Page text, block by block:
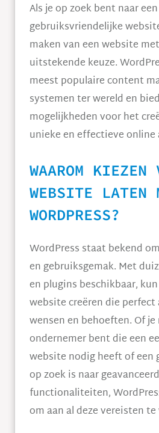
Als je op zoek bent naar
gebruiksvriendelijke
maken van een website
uitstekende keuze.
meest populaire content
systemen ter wereld en
mogelijkheden voor het
unieke en effectieve online
WAAROM KIEZEN
WEBSITE LATEN
WORDPRESS?
WordPress staat bekend
en gebruiksgemak. Met
en plugins beschikbaar,
website creëren die
wensen en behoeften. Of
ondernemer bent die een
website nodig heeft of een
op zoek is naar
functionaliteiten,
om aan al deze vereisten